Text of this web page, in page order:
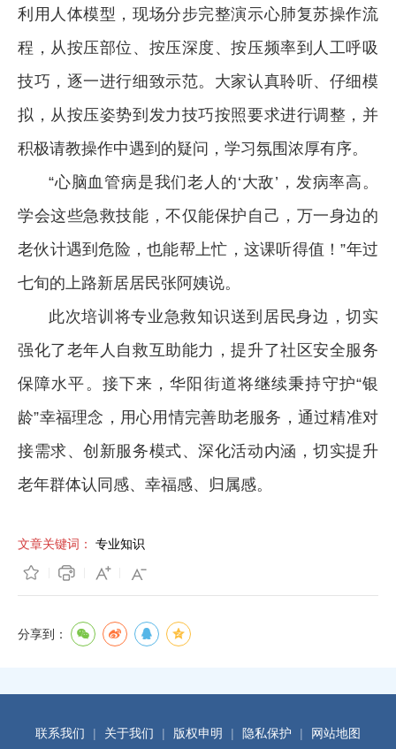
利用人体模型，现场分步完整演示心肺复苏操作流
程，从按压部位、按压深度、按压频率到人工呼吸
技巧，逐一进行细致示范。大家认真聆听、仔细模
拟，从按压姿势到发力技巧按照要求进行调整，并
积极请教操作中遇到的疑问，学习氛围浓厚有序。
“心脑血管病是我们老人的‘大敌’，发病率高。
学会这些急救技能，不仅能保护自己，万一身边的
老伙计遇到危险，也能帮上忙，这课听得值！”年过
七旬的上路新居居民张阿姨说。
此次培训将专业急救知识送到居民身边，切实
强化了老年人自救互助能力，提升了社区安全服务
保障水平。接下来，华阳街道将继续秉持守护“银
龄”幸福理念，用心用情完善助老服务，通过精准对
接需求、创新服务模式、深化活动内涵，切实提升
老年群体认同感、幸福感、归属感。
文章关键词： 专业知识
分享到：
联系我们 | 关于我们 | 版权申明 | 隐私保护 | 网站地图